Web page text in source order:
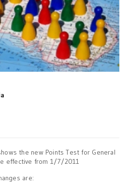
the new Points Test for General
effective from 1/7/2011
are: